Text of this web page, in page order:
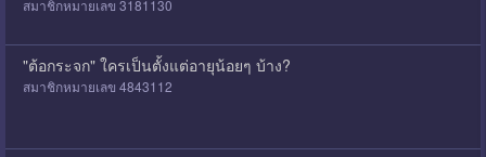
สมาชิกหมายเลข 3181130
"ต้อกระจก" ใครเป็นตั้งแต่อายุน้อยๆ บ้าง?
สมาชิกหมายเลข 4843112